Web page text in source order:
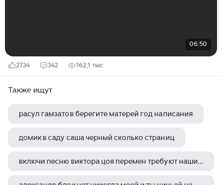
06:50
2734 342 162,1 тыс
Также ищут
расул гамзатов берегите матерей год написания
домик в саду саша черный сколько страниц
включи песню виктора цоя перемен требуют наши сердца